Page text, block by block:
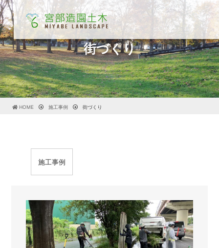
街づくり
HOME 施工事例 街づくり
施工事例